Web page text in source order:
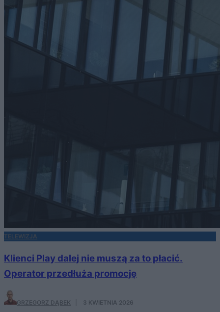
TELEWIZJA
Klienci Play dalej nie muszą za to płacić.
Operator przedłuża promocję
GRZEGORZ DĄBEK 3 KWIETNIA 2026